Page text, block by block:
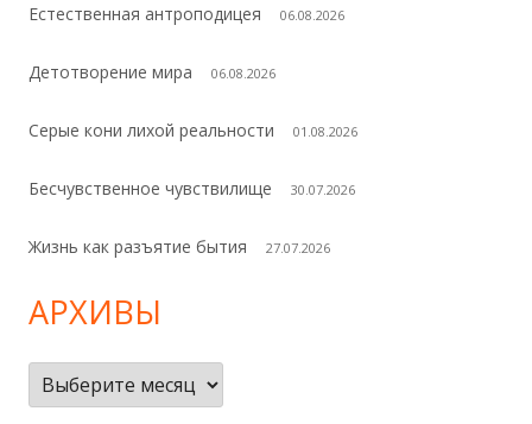
Естественная антроподицея 06.08.2026
Детотворение мира 06.08.2026
Серые кони лихой реальности 01.08.2026
Бесчувственное чувствилище 30.07.2026
Жизнь как разъятие бытия 27.07.2026
АРХИВЫ
Архивы